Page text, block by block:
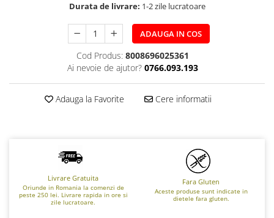
Durata de livrare: 1-2 zile lucratoare
ADAUGA IN COS
Cod Produs: 8008696025361
Ai nevoie de ajutor? 0766.093.193
Adauga la Favorite Cere informatii
Livrare Gratuita
Oriunde in Romania la comenzi de
peste 250 lei. Livrare rapida in ore si
zile lucratoare.
Fara Gluten
Aceste produse sunt indicate in
dietele fara gluten.